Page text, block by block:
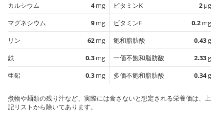
カルシウム
4mg
マグネシウム
9 mg
リン
62 mg
鉄
0.3 mg
亜鉛
0.3 mg
ビタミンK
2 µg
ビタミンE
0.2 mg
飽和脂肪酸
0.43g
一価不飽和脂肪酸
2.33g
多価不飽和脂肪酸
0.34g
煮物や麺類の残り汁など、実際には食さないと想定される栄養価は、上
記リストから除いてあります。